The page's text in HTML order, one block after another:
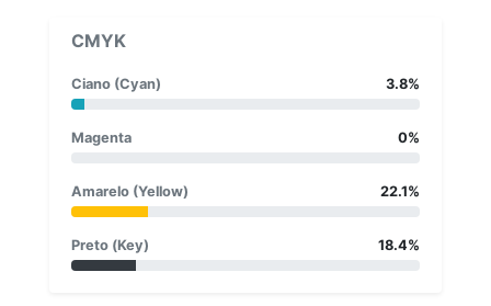
CMYK
Ciano (Cyan) 3.8%
Magenta 0%
Amarelo (Yellow) 22.1%
Preto (Key) 18.4%